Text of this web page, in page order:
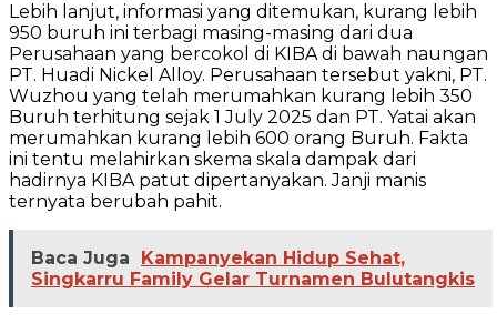
Lebih lanjut, informasi yang ditemukan, kurang lebih
950 buruh ini terbagi masing-masing dari dua
Perusahaan yang bercokol di KIBA di bawah naungan
PT. Huadi Nickel Alloy. Perusahaan tersebut yakni, PT.
Wuzhou yang telah merumahkan kurang lebih 350
Buruh terhitung sejak 1 July 2025 dan PT. Yatai akan
merumahkan kurang lebih 600 orang Buruh. Fakta
ini tentu melahirkan skema skala dampak dari
hadirnya KIBA patut dipertanyakan. Janji manis
ternyata berubah pahit.
Baca Juga
Kampanyekan Hidup Sehat,
Singkarru Family Gelar Turnamen Bulutangkis